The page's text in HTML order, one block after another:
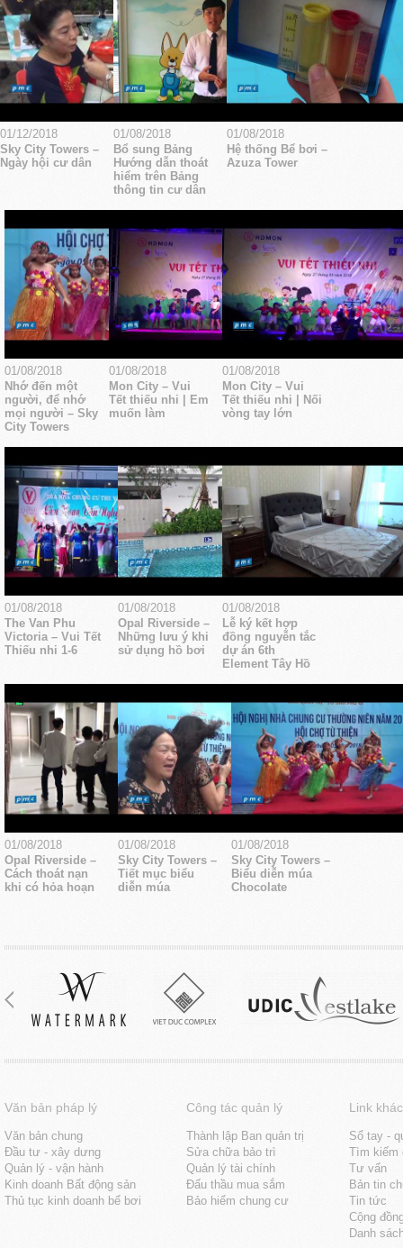
01/12/2018
Sky City Towers –
Ngày hội cư dân
01/08/2018
Bổ sung Bảng
Hướng dẫn thoát
hiểm trên Bảng
thông tin cư dân
01/08/2018
Hệ thống Bể bơi –
Azuza Tower
01/08/2018
Nhớ đến một
người, để nhớ
mọi người – Sky
City Towers
01/08/2018
Mon City – Vui
Tết thiếu nhi | Em
muốn làm
01/08/2018
Mon City – Vui
Tết thiếu nhi | Nối
vòng tay lớn
01/08/2018
The Van Phu
Victoria – Vui Tết
Thiếu nhi 1-6
01/08/2018
Opal Riverside –
Những lưu ý khi
sử dụng hồ bơi
01/08/2018
Lễ ký kết hợp
đồng nguyễn tắc
dự án 6th
Element Tây Hồ
01/08/2018
Opal Riverside –
Cách thoát nạn
khi có hỏa hoạn
01/08/2018
Sky City Towers –
Tiết mục biểu
diễn múa
01/08/2018
Sky City Towers –
Biểu diễn múa
Chocolate
Văn bản pháp lý
Văn bản chung
Đầu tư - xây dưng
Quản lý - vận hành
Kinh doanh Bất động sản
Thủ tục kinh doanh bể bơi
Công tác quản lý
Thành lập Ban quản trị
Sửa chữa bảo trì
Quản lý tài chính
Đấu thầu mua sắm
Bảo hiểm chung cư
Link khác
Sổ tay -
Tìm kiếm
Tư vấn
Bản tin
Tin tức
Cộng
Danh